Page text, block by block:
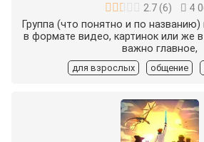
2.7(6)
4
Группа (что понятно и по
в формате видео, картинок или же
важно главное,
для взрослых общение